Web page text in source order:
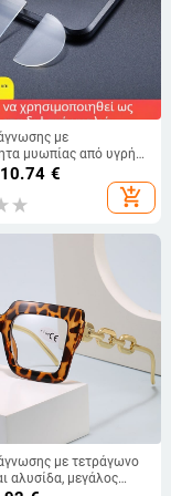
με
μυωπίας από υγρή
αυτοκόλλητα
οπτικά υψηλής
κόλλα; φακοί από
σκελετός;
€
add_shopping_cart
με τετράγωνο
αλυσίδα, μεγάλος